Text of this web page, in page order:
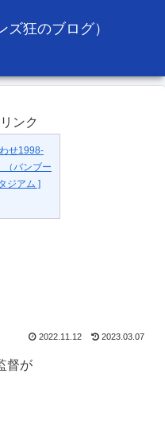
狂のブログ）
ンク
せ1998-
（バンブー
ジアム ]
2022.11.12 2023.03.07
督が